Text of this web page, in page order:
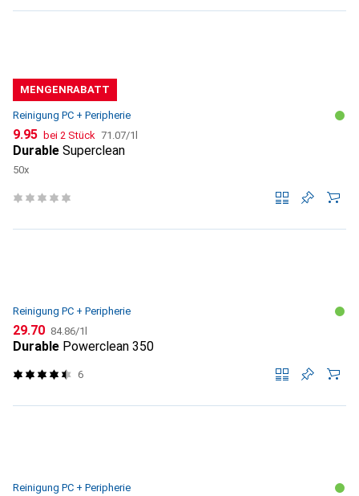
MENGENRABATT
Reinigung PC + Peripherie
CHF
9.95 bei 2 Stück CHF
71.07/1l
Durable Superclean
50x
Reinigung PC + Peripherie
CHF
29.70 CHF
84.86/1l
Durable Powerclean 350
6
Reinigung PC + Peripherie